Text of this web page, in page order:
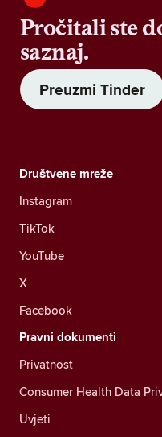
Pročitali ste
saznaj.
Preuzmi Tinder
Društvene mreže
Instagram
TikTok
YouTube
X
Facebook
Pravni dokumenti
Privatnost
Consumer Health Data
Uvjeti